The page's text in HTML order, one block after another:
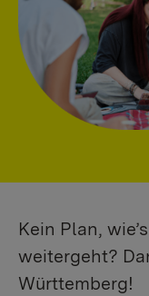
Kein Plan,
weitergeht?
Württemberg!